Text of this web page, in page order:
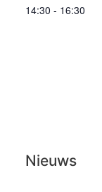
14:30 - 16:30
Nieuws